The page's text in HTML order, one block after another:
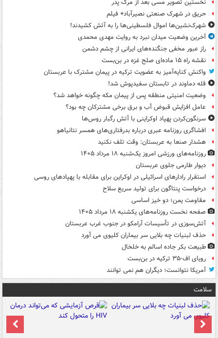
نخستین تصویر مسی بعد از مرگ پدر
حریق در شهرک صنعتی نصیرآباد+ فیلم
شهرک‌نشین‌ها اموال فلسطینی‌ها را به آتش کشیدند!
آخرین وضعیت میدان نبرد به روایت مهدی محمدی
راز عبور مخفی جنگنده‌های ایرانی از چشم دشمن
نقشه راه ۱۵ ماده‌ای صلح غزه در بن‌بست
واکنش کنایه‌آمیز به عضویت ترکیه در پیمان مشترک با عربستان
قله دماوند در تابستان سفیدپوش شد!
وضعیت امنیتی منطقه پس از پیمان مکه چگونه خواهد شد؟
عامل افزایش قبوض آب و برق برخی مشترکان چه بود؟
سرنگون‌کردن پهپاد اوکراینی با آتش رگبار روس‌ها
افشاگری روزنامه عبری درباره بدرفتاری‌های همسر نتانیاهو
هشدار صنعا به عربستان: وقت تلف نکنید
روزنامه‌های ورزشی امروز یک‌شنبه ۱۸ مرداد ۱۴۰۵
دیوار طارمی جلوی عربستان
استقرار رادارهای اسرائیلی در اوکراین برای مقابله با پهپادهای روسی
درخواست پنتاگون برای تولید سریع سلاح
مقاومت یمن؛ دو خیز اساسی
صفحه نخست روزنامه‌های یکشنبه ۱۸ مرداد ۱۴۰۵
آتش‌سوزی در تأسیسات آرامکو در جنوب غرب عربستان
حذف لبنیات چه بلایی سر بیماران کلیوی می آورد
طبیعت بکر جاده اسالم به خلخال
رویای اف-۳۵ ترکیه در بن‌بست
آمریکا نتوانست؛ دیگران هم نمی توانند
سلامت